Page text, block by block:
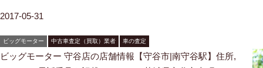
2017-05-31
ビッグモーター 中古車査定（買取）業者 車の査定
ビッグモーター 守谷店の店舗情報【守谷市|南守谷駅】住所,